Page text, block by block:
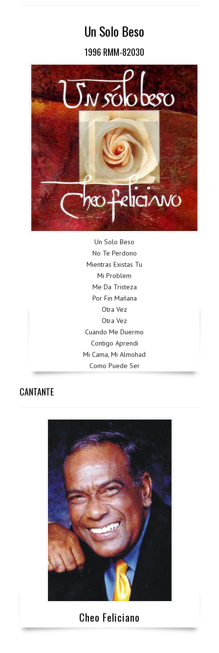
Un Solo Beso
1996 RMM-82030
Un Solo Beso
No Te Perdono
Mientras Existas Tu
Mi Problem
Me Da Tristeza
Por Fin Mañana
Otra Vez
Otra Vez
Cuando Me Duermo
Contigo Aprendi
Mi Cama, Mi Almohad
Como Puede Ser
CANTANTE
Cheo Feliciano